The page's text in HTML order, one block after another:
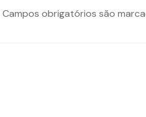
Campos obrigatórios são